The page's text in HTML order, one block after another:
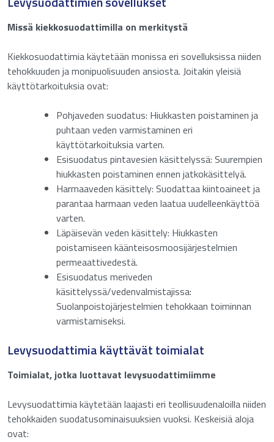
Suostumus*
Hyväksyn tietosuojakäytännön.*
Syötä tietosi ladataksesi tuotteen tekniset tiedot.
Nimi
Roskapostin torjunta(Pakollinen)
Anna numero väliltä13-15.
Lataa
Missä kiekkosuodattimilla on merkitystä
Kiekkosuodattimia käytetään monissa eri sovelluksissa niiden
tehokkuuden ja monipuolisuuden ansiosta. Joitakin yleisiä
käyttötarkoituksia ovat:
Pohjaveden suodatus: Hiukkasten poistaminen ja
puhtaan veden varmistaminen eri
käyttötarkoituksia varten.
Esisuodatus pintavesien käsittelyssä: Suurempien
hiukkasten poistaminen ennen jatkokäsittelyä.
Harmaaveden käsittely: Suodattaa kiintoaineet ja
parantaa harmaan veden laatua uudelleenkäyttöä
varten.
Läpäisevän veden käsittely: Hiukkasten
poistamiseen käänteisosmoosijärjestelmien
permeaattivedestä.
Esisuodatus meriveden
käsittelyssä/vedenvalmistajissa:
Suolanpoistojärjestelmien tehokkaan toiminnan
varmistamiseksi.
Levysuodattimia käyttävät toimialat
Toimialat, jotka luottavat levysuodattimiimme
Levysuodattimia käytetään laajasti eri teollisuudenaloilla niiden
tehokkaiden suodatusominaisuuksien vuoksi. Keskeisiä aloja
ovat: